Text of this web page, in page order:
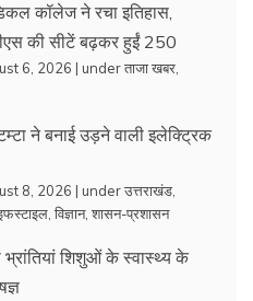
कॉलेज ने रचा इतिहास,
की सीटें बढ़कर हुईं 250
6, 2026 | underताजा खबर
ने बनाई उड़ने वाली इलेक्ट्रिक
8, 2026 | underउत्तराखंड
विज्ञान, शासन-प्रशासन
शिशुओं के स्वास्थ्य के